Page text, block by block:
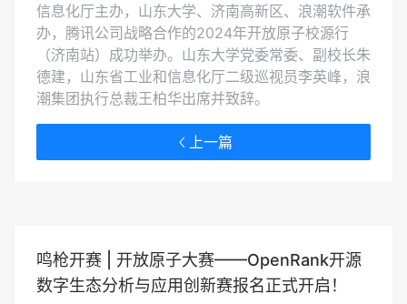
信息化厅主办，山东大学、济南高新区、浪潮软件承
办，腾讯公司战略合作的2024年开放原子校源行
（济南站）成功举办。山东大学党委常委、副校长朱
德建，山东省工业和信息化厅二级巡视员李英峰，浪
潮集团执行总裁王柏华出席并致辞。
上一篇
鸣枪开赛 | 开放原子大赛——OpenRank开源
数字生态分析与应用创新赛报名正式开启！